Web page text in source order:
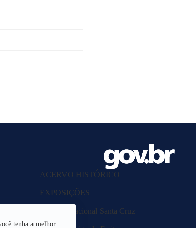
tenha a melhor
ACERVO HISTÓRICO
EXPOSIÇÕES
Fazenda Nacional Santa Cruz